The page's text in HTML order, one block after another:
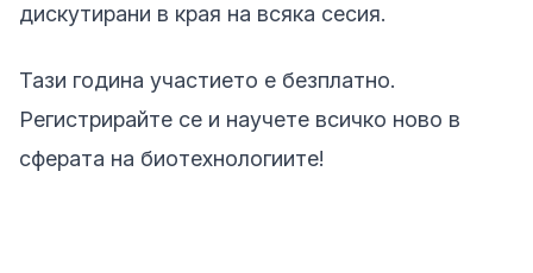
дискутирани в края на всяка сесия.
Тази година участието е безплатно.
Регистрирайте се и научете всичко ново в
сферата на биотехнологиите!